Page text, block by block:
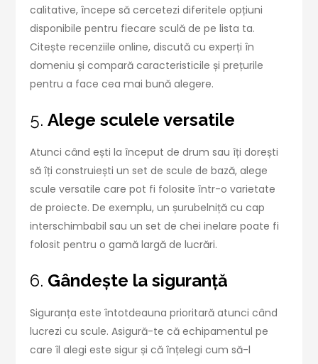
calitative, începe să cercetezi diferitele opțiuni
disponibile pentru fiecare sculă de pe lista ta.
Citește recenziile online, discută cu experți în
domeniu și compară caracteristicile și prețurile
pentru a face cea mai bună alegere.
5.Alege sculele versatile
Atunci când ești la început de drum sau îți dorești
să îți construiești un set de scule de bază, alege
scule versatile care pot fi folosite într-o varietate
de proiecte. De exemplu, un șurubelniță cu cap
interschimbabil sau un set de chei inelare poate fi
folosit pentru o gamă largă de lucrări.
6. Gândește la siguranță
Siguranța este întotdeauna prioritară atunci când
lucrezi cu scule. Asigură-te că echipamentul pe
care îl alegi este sigur și că înțelegi cum să-l